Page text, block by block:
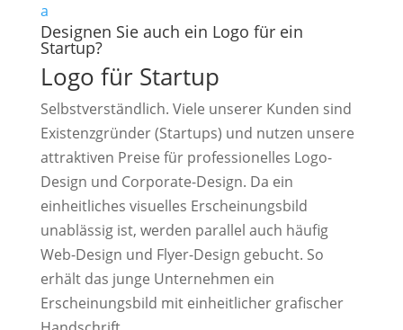
a
Designen Sie auch ein Logo für ein
Startup?
Logo für Startup
Selbstverständlich. Viele unserer Kunden sind
Existenzgründer (Startups) und nutzen unsere
attraktiven Preise für professionelles Logo-
Design und Corporate-Design. Da ein
einheitliches visuelles Erscheinungsbild
unablässig ist, werden parallel auch häufig
Web-Design und Flyer-Design gebucht. So
erhält das junge Unternehmen ein
Erscheinungsbild mit einheitlicher grafischer